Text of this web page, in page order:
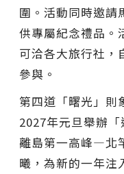
圍。活動同時邀請
供專屬紀念禮品。
可洽各大旅行社，
參與。
第四道「曙光」則
2027年元旦舉辦
離島第一高峰—北
曦，為新的一年注